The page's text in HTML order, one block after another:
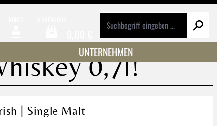
Warenkorb enthält 0 Positionen. Der Gesamtwert
UNTERNEHMEN
0,7l!
| Single Malt